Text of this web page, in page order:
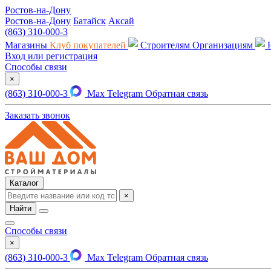
Ростов-на-Дону
Ростов-на-Дону Батайск Аксай
(863) 310-000-3
Магазины Клуб покупателей Строителям Организациям
Вход или регистрация
Способы связи
×
(863) 310-000-3 Max Telegram Обратная связь
Заказать звонок
Каталог
×
Найти
Способы связи
×
(863) 310-000-3 Max Telegram Обратная связь